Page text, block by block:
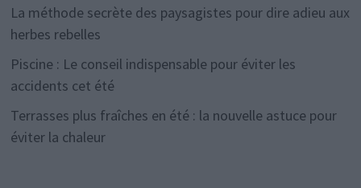
La méthode secrète des paysagistes pour dire adieu aux
herbes rebelles
Piscine : Le conseil indispensable pour éviter les
accidents cet été
Terrasses plus fraîches en été : la nouvelle astuce pour
éviter la chaleur